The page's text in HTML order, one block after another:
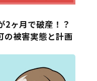
2ヶ月で破産！？
の被害実態と計画